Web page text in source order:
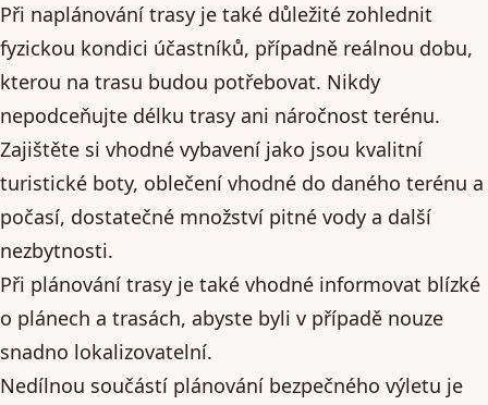
Při naplánování trasy je také důležité zohlednit
fyzickou kondici účastníků, případně reálnou dobu,
kterou na trasu budou potřebovat. Nikdy
nepodceňujte délku trasy ani náročnost terénu.
Zajištěte si vhodné vybavení jako jsou kvalitní
turistické boty, oblečení vhodné do daného terénu a
počasí, dostatečné množství pitné vody a další
nezbytnosti.
Při plánování trasy je také vhodné informovat blízké
o plánech a trasách, abyste byli v případě nouze
snadno lokalizovatelní.
Nedílnou součástí plánování bezpečného výletu je